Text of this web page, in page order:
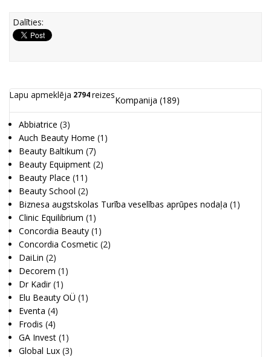
Dalīties:
Lapu apmeklēja 2794reizesKompanija (189)
Abbiatrice (3)
Auch Beauty Home (1)
Beauty Baltikum (7)
Beauty Equipment (2)
Beauty Place (11)
Beauty School (2)
Biznesa augstskolas Turība veselības aprūpes nodaļa (1)
Clinic Equilibrium (1)
Concordia Beauty (1)
Concordia Cosmetic (2)
DaiLin (2)
Decorem (1)
Dr Kadir (1)
Elu Beauty OÜ (1)
Eventa (4)
Frodis (4)
GA Invest (1)
Global Lux (3)